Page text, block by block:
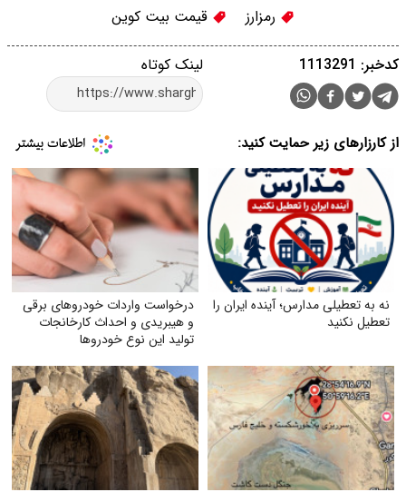
رمزارز قیمت بیت کوین
لینک کوتاه کدخبر: 1113291
از کارزارهای زیر حمایت کنید:
نه به تعطیلی مدارس؛ آینده ایران را
تعطیل نکنید
درخواست واردات خودروهای برقی
و هیبریدی و احداث کارخانجات
تولید این نوع خودروها